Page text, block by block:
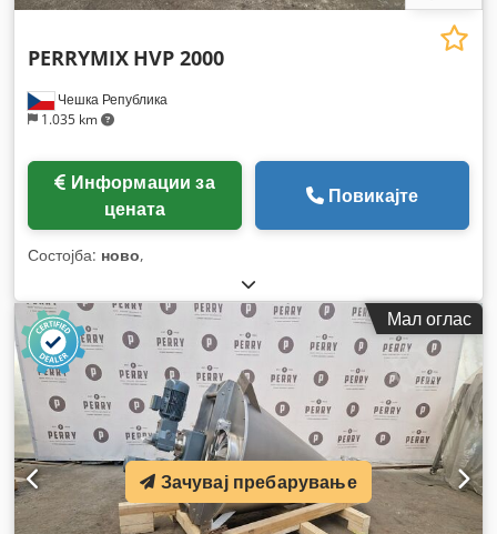
Чешка Република
1.035 km
PERRYMIX HVP 2000
цената
Повикајте
Состојба: ново,
Мал оглас
Зачувај пребарување